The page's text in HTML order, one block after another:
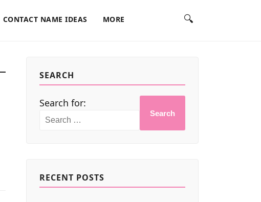
CONTACT NAME IDEAS MORE 🔍
SEARCH
Search for:
Search
RECENT POSTS